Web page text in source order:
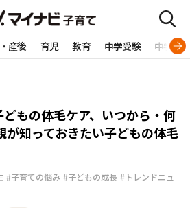
産後 育児 教育 中学受験 中学生
どもの体毛ケア、いつから・何
が知っておきたい子どもの体毛
#子育ての悩み #子どもの成長 #トレンドニュ